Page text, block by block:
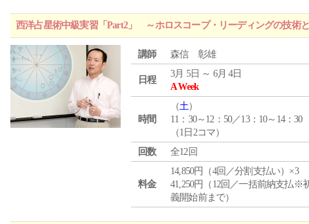
西洋占星術中級実習「Part2」 ～ホロスコープ・リーディングの技術
講師 森信 彰雄
日程
3月 5日 ～ 6月 4日
A Week
時間
（土）
11：30～12：50／13：10～14：30
（1日2コマ）
回数
全12回
料金
14,850円（4回／分割支払い）×3
41,250円（12回／一括前納支払※
義開始前まで）